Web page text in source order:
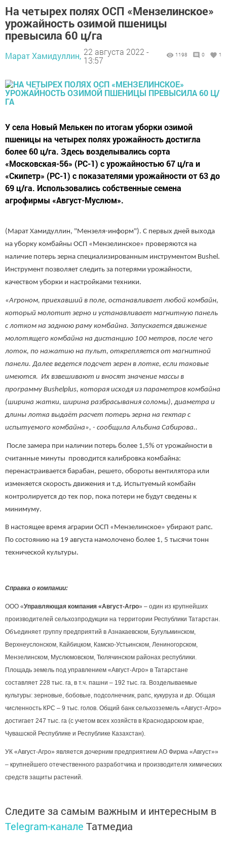
На четырех полях ОСП «Мензелинское»
урожайность озимой пшеницы
превысила 60 ц/га
Марат Хамидуллин, 22 августа 2022 -
13:57
1198 0 1
У села Новый Мелькен по итогам уборки озимой
пшеницы на четырех полях урожайность достигла
более 60 ц/га. Здесь возделывались сорта
«Московская-56» (РС-1) с урожайностью 67 ц/га и
«Скипетр» (РС-1) с показателями урожайности от 63 до
69 ц/га. Использовались собственные семена
агрофирмы «Август-Муслюм».
(Марат Хамидуллин, "Мензеля-информ"). С первых дней выхода
на уборку комбайны ОСП «Мензелинское» проверяются на
наличие потерь зерна специализированным инструментом Bushel.
Инструмент позволяет следить за потерями урожайности,
качеством уборки и настройками техники.
«Агроном, приехавший в поле, останавливает любой комбайн,
который молотит зерно и устанавливает магнитную панель
с лотком на заднюю раму комбайна. Запускается движение
молотящего комбайна на дистанцию 100 метров, после чего
лоток, по нажатию на пульт, открепляется от магнитной
панели. Далее ведется подсчет зерен в лотке, если таковые
имеются. Их взвешивают и вносят значение массы в
программу Bushelplus, которая исходя из параметров комбайна
(ширина жатки, ширина разбрасывания соломы), диаметра и
длины лотка выдаёт расчет потерь зерна на гектар с
испытуемого комбайна», - сообщила Альбина Сабирова..
После замера при наличии потерь более 1,5% от урожайности в
считанные минуты проводится калибровка комбайна:
перенастраивается барабан, решето, обороты вентилятора или
изменяется скорость движения и т.д. Испытуемый комбайн
контролируется до тех пор, пока потери не будут сведены к
минимуму.
В настоящее время аграрии ОСП «Мензелинское» убирают рапс.
По состоянию на 19 августа намолочено более 1, 5 тысячи тонн
технической культуры.
Справка о компании:
ООО «Управляющая компания «Август-Агро» – один из крупнейших
производителей сельхозпродукции на территории Республики Татарстан.
Объединяет группу предприятий в Азнакаевском, Бугульминском,
Верхнеуслонском, Кайбицком, Камско-Устьинском, Лениногорском,
Мензелинском, Муслюмовском, Тюлячинском районах республики.
Площадь земель под управлением «Август-Агро» в Татарстане
составляет 228 тыс. га, в т.ч. пашни – 192 тыс. га. Возделываемые
культуры: зерновые, бобовые, подсолнечник, рапс, кукуруза и др. Общая
численность КРС – 9 тыс. голов. Общий банк сельхозземель «Август-Агро»
достигает 247 тыс. га (с учетом всех хозяйств в Краснодарском крае,
Чувашской Республике и Республике Казахстан).
УК «Август-Агро» является дочерним предприятием АО Фирма «Август»»
– крупнейшего отечественного разработчика и производителя химических
средств защиты растений.
Следите за самым важным и интересным в
Telegram-канале Татмедиа